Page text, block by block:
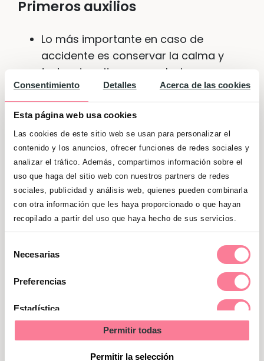
Consentimiento Detalles Acerca de las cookies
Esta página web usa cookies
Las cookies de este sitio web se usan para personalizar el
contenido y los anuncios, ofrecer funciones de redes sociales y
analizar el tráfico. Además, compartimos información sobre el
uso que haga del sitio web con nuestros partners de redes
sociales, publicidad y análisis web, quienes pueden combinarla
con otra información que les haya proporcionado o que hayan
recopilado a partir del uso que haya hecho de sus servicios.
Necesarias
Preferencias
Estadística
Permitir todas
Permitir la selección
Primeros auxilios
Lo más importante en caso de
accidente es conservar la calma y
tratar de evitar nuevas lesiones o que
se agraven otras existentes.
Es importante no mover al niño
accidentado, salvo que corra peligro
en el lugar en que está o haya que
practicarle una reanimación
cardiopulmonar.
Mientras el personal sanitario llega,
tranquiliza al herido y mantenlo
comida, bebida ni medicación.
La actuación básica en primeros
auxilios se resume en las siglas P.A.S.
(Proteger, Avisar, Socorrer).
Proteger